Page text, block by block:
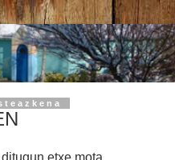
etxe mota